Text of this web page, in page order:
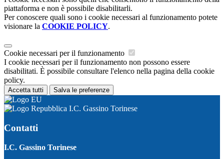
piattaforma e non è possibile disabilitarli.
Per conoscere quali sono i cookie necessari al funzionamento potete
visionare la COOKIE POLICY.
Cookie necessari per il funzionamento
I cookie necessari per il funzionamento non possono essere
disabilitati. È possibile consultare l'elenco nella pagina della cookie
policy.
Accetta tutti Salva le preferenze
I.C. Gassino Torinese
Contatti
I.C. Gassino Torinese